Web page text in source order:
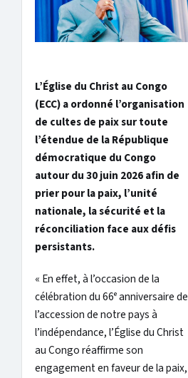
L’Église du Christ au Congo
(ECC) a ordonné l’organisation
de cultes de paix sur toute
l’étendue de la République
démocratique du Congo
autour du 30 juin 2026 afin de
prier pour la paix, l’unité
nationale, la sécurité et la
réconciliation face aux défis
persistants.
« En effet, à l’occasion de la
célébration du 66ᵉ anniversaire de
l’accession de notre pays à
l’indépendance, l’Église du Christ
au Congo réaffirme son
engagement en faveur de la paix,